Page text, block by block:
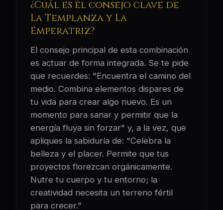
¿Cuál es el consejo clave de
La Templanza y La
Emperatriz?
El consejo principal de esta combinación
es actuar de forma integrada. Se te pide
que recuerdes: "Encuentra el camino del
medio. Combina elementos dispares de
tu vida para crear algo nuevo. Es un
momento para sanar y permitir que la
energía fluya sin forzar" y, a la vez, que
apliques la sabiduría de: "Celebra la
belleza y el placer. Permite que tus
proyectos florezcan orgánicamente.
Nutre tu cuerpo y tu entorno; la
creatividad necesita un terreno fértil
para crecer."